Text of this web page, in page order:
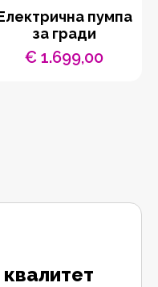
пумпа
за гради
€ 1.699,00